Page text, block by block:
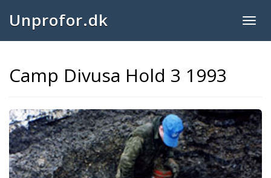
Unprofor.dk
Camp Divusa Hold 3 1993
Previous Next